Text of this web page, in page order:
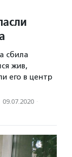
сбила
жив,
его в центр
09.07.2020 ·